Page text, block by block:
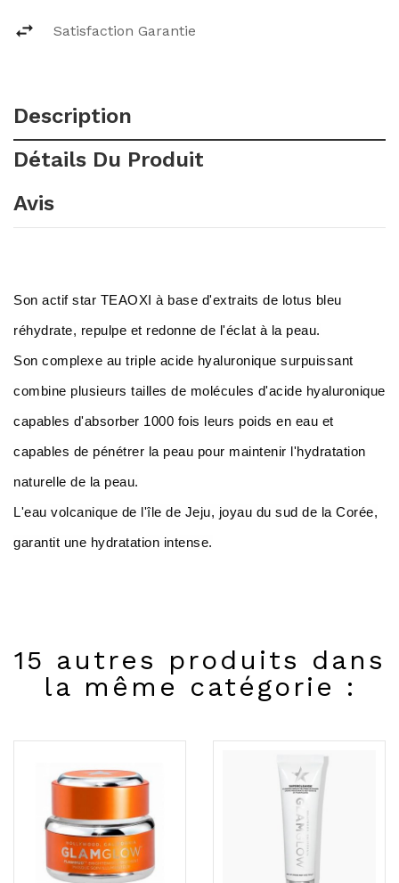
Satisfaction Garantie
Description
Détails Du Produit
Avis
Son actif star TEAOXI à base d'extraits de lotus bleu
réhydrate, repulpe et redonne de l'éclat à la peau.
Son complexe au triple acide hyaluronique surpuissant
combine plusieurs tailles de molécules d'acide hyaluronique
capables d'absorber 1000 fois leurs poids en eau et
capables de pénétrer la peau pour maintenir l'hydratation
naturelle de la peau.
L'eau volcanique de l'île de Jeju, joyau du sud de la Corée,
garantit une hydratation intense.
15 autres produits dans
la même catégorie :